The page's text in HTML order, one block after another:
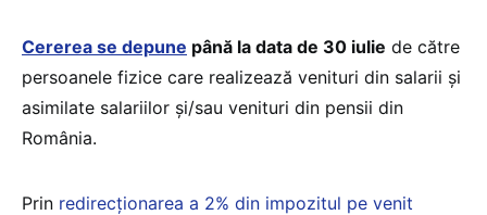
Cererea se depune până la data de 30 iulie de către
persoanele fizice care realizează venituri din salarii și
asimilate salariilor și/sau venituri din pensii din
România.
Prin redirecţionarea a 2% din impozitul pe venit